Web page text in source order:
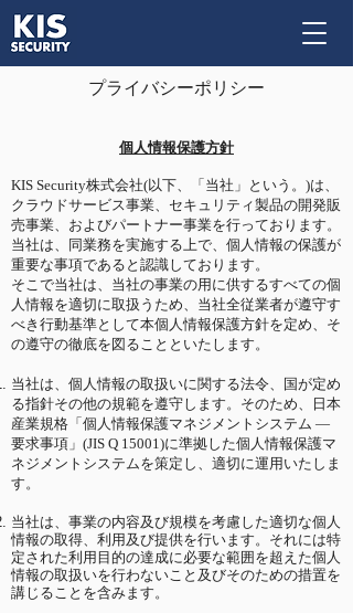
​プライバシーポリシー
個人情報保護方針
KIS Security株式会社(以下、「当社」という。)は、
クラウドサービス事業、セキュリティ製品の開発販
売事業、およびパートナー事業を行っております。
当社は、同業務を実施する上で、個人情報の保護が
重要な事項であると認識しております。
そこで当社は、当社の事業の用に供するすべての個
人情報を適切に取扱うため、当社全従業者が遵守す
べき行動基準として本個人情報保護方針を定め、そ
の遵守の徹底を図ることといたします。
当社は、個人情報の取扱いに関する法令、国が定め
る指針その他の規範を遵守します。そのため、日本
産業規格「個人情報保護マネジメントシステム —
要求事項」(JIS Q 15001)に準拠した個人情報保護マ
ネジメントシステムを策定し、適切に運用いたしま
す。
当社は、事業の内容及び規模を考慮した適切な個人
情報の取得、利用及び提供を行います。それには特
定された利用目的の達成に必要な範囲を超えた個人
情報の取扱いを行わないこと及びそのための措置を
講じることを含みます。